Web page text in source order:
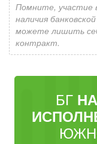
Помните, участие
наличия
можете лишить
контракт.
БГ